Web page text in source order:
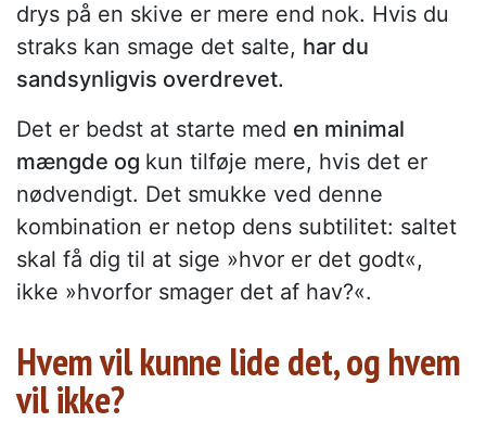
drys på en skive er mere end nok. Hvis du
straks kan smage det salte, har du
sandsynligvis overdrevet.
Det er bedst at starte med en minimal
mængde og kun tilføje mere, hvis det er
nødvendigt. Det smukke ved denne
kombination er netop dens subtilitet: saltet
skal få dig til at sige »hvor er det godt«,
ikke »hvorfor smager det af hav?«.
Hvem vil kunne lide det, og hvem
vil ikke?